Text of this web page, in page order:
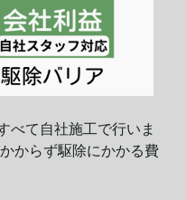
べて自社施工で行いま
からず駆除にかかる費